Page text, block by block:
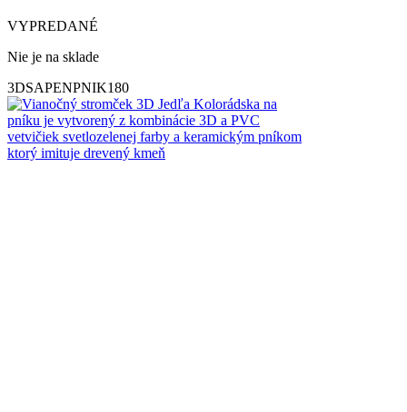
VYPREDANÉ
Nie je na sklade
3DSAPENPNIK180